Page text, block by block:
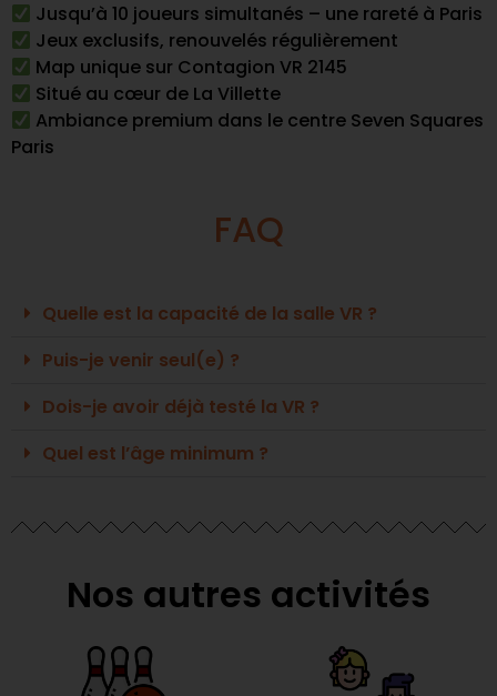
Jusqu’à 10 joueurs simultanés – une rareté à Paris
Jeux exclusifs, renouvelés régulièrement
Map unique sur Contagion VR 2145
Situé au cœur de La Villette
Ambiance premium dans le centre Seven Squares
Paris
FAQ
Quelle est la capacité de la salle VR ?
Puis-je venir seul(e) ?
Dois-je avoir déjà testé la VR ?
Quel est l’âge minimum ?
Nos autres activités